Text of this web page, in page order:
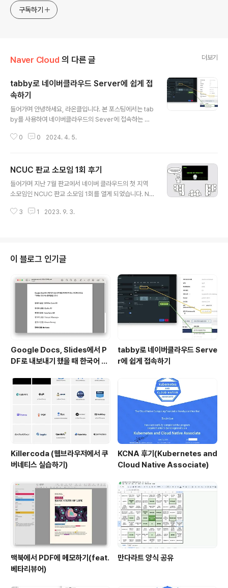
구독하기
Naver Cloud 의 다른 글 더보기
tabby로 네이버클라우드 Server에 쉽게 접
속하기
들어가며 안녕하세요, 라온클입니다. 본 포스팅에서는 tab
by를 사용하여 네이버클라우드의 Sever에 접속하는 내
터이자, SSH클라이언트입니다. 일반적으로 IT서적에서
cOS전용인 iterms2으로만 하나의 운영체제 기준으로 설
명을 하는 경우가 일반적입니다. 하지만 Tabby는 Windo
ws, MacOS, Linux 를 모두 지원하기 때문에 셋 중 어느
된 설명을 할 수 있다는 장점이 있습니다. 또한 밝은 색상
0 0 2024. 4. 5.
NCUC 판교 소모임 1회 후기
들어가며 지난 7월 판교에서 네이버 클라우드의 첫 지역
소모임인 NCUC 판교 소모임 1회를 열게 되었습니다. NC
유저 분들이 오프라인에서 만나 정보를 나누고 네트워킹하
사용자 분들도 오프라인에서 정보를 나누고 네트워킹하자
는, 즉 유저 생태계를 활성화하자는 취지로 지역 소모임을
만들게 되었습니다. 판교 소모임을 기획한 Owner는 네이
버 클라우드 주니어마스터 윤서율 님이고, 저는 감사히도
Pair로 함께 하게 되어 같이 행사를 준비하게 되었습니다!
행사 후기 시간표 행사 진행 순서는..
3 1 2023. 9. 3.
이 블로그 인기글
Google Docs, Slides에서 P
DF로 내보내기 했을 때 한국어 글
tabby로 네이버클라우드 Serve
r에 쉽게 접속하기
Killercoda (웹브라우저에서 쿠
버네티스 실습하기)
KCNA 후기(Kubernetes and
Cloud Native Associate)
맥북에서 PDF에 메모하기(feat.
베타리뷰어)
만다라트 양식 공유